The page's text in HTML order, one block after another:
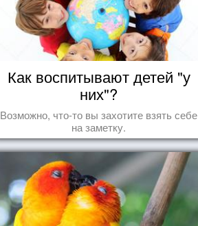
Как воспитывают детей "у
них"?
Возможно, что-то вы захотите взять себе
на заметку.